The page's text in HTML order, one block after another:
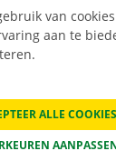
NIEUWS
van
aan te
ALLE COOKIES